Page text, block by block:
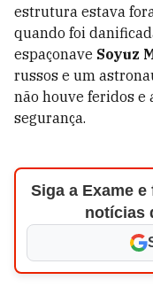
estrutura estava
quando foi
espaçonave Soyuz
russos e um
não houve feridos e
segurança.
Siga a Exame
notícias